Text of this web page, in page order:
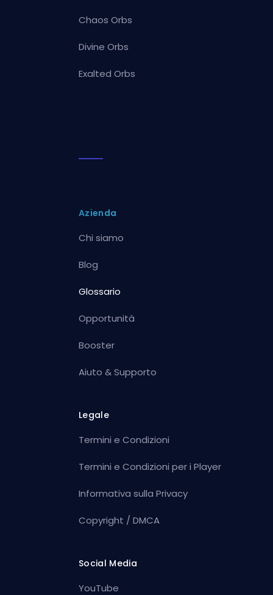
Chaos Orbs
Divine Orbs
Exalted Orbs
Azienda
Chi siamo
Blog
Glossario
Opportunità
Booster
Aiuto & Supporto
Legale
Termini e Condizioni
Termini e Condizioni per i Player
Informativa sulla Privacy
Copyright / DMCA
Social Media
YouTube